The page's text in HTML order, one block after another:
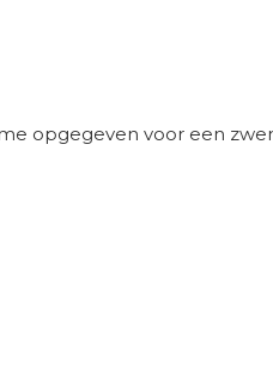
opgegeven voor een